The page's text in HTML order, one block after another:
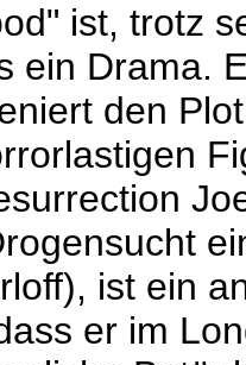
ist, trotz
ein Drama.
den
ist ein
er im